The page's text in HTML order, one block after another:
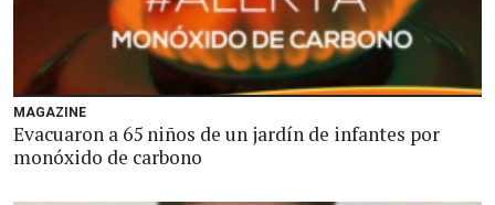
MAGAZINE
Evacuaron a 65 niños de un jardín de infantes por
monóxido de carbono